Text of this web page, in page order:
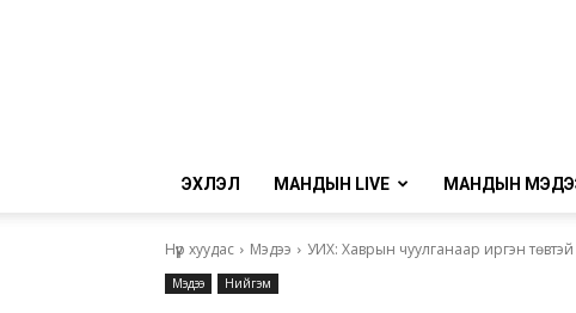
ЭХЛЭЛ МАНДЫН LIVE МАНДЫН
Нүүр хуудас Мэдээ УИХ: Хаврын чуулганаар иргэн
Мэдээ Нийгэм